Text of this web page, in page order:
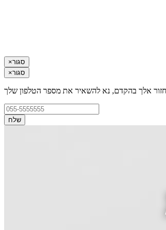
×סגור
×סגור
אלך בהקדם, נא להשאיר את מספר הטלפון שלך
שלח